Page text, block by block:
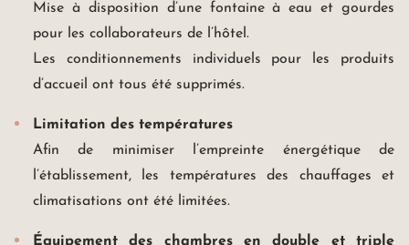
Mise à disposition d’une fontaine à eau et gourdes
pour les collaborateurs de l’hôtel.
Les conditionnements individuels pour les produits
d’accueil ont tous été supprimés.
Limitation des températures
Afin de minimiser l’empreinte énergétique de
l’établissement, les températures des chauffages et
climatisations ont été limitées.
Équipement des chambres en double et triple